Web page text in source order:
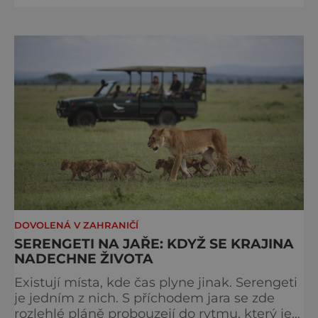
DOVOLENÁ V ZAHRANIČÍ
SERENGETI NA JAŘE: KDYŽ SE KRAJINA
NADECHNE ŽIVOTA
Existují místa, kde čas plyne jinak. Serengeti
je jedním z nich. S příchodem jara se zde
rozlehlé pláně probouzejí do rytmu, který je